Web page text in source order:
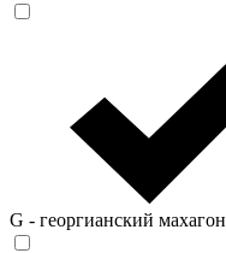
G - георгианский махагон